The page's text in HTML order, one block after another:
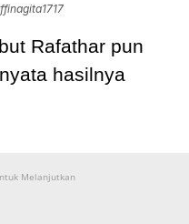
Rafathar pun
hasilnya
Melanjutkan